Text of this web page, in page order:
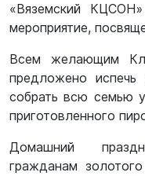
«Вяземский
мероприятие,
Всем желающим
предложено
собрать всю семью
приготовленного
Домашний
гражданам